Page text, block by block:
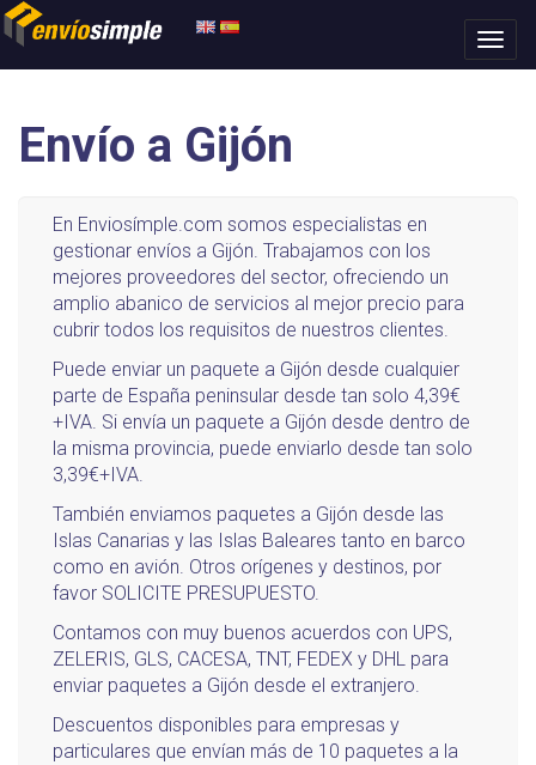
Envío a Gijón
En Enviosímple.com somos especialistas en
gestionar envíos a Gijón. Trabajamos con los
mejores proveedores del sector, ofreciendo un
amplio abanico de servicios al mejor precio para
cubrir todos los requisitos de nuestros clientes.
Puede enviar un paquete a Gijón desde cualquier
parte de España peninsular desde tan solo 4,39€
+IVA. Si envía un paquete a Gijón desde dentro de
la misma provincia, puede enviarlo desde tan solo
3,39€+IVA.
También enviamos paquetes a Gijón desde las
Islas Canarias y las Islas Baleares tanto en barco
como en avión. Otros orígenes y destinos, por
favor SOLICITE PRESUPUESTO.
Contamos con muy buenos acuerdos con UPS,
ZELERIS, GLS, CACESA, TNT, FEDEX y DHL para
enviar paquetes a Gijón desde el extranjero.
Descuentos disponibles para empresas y
particulares que envían más de 10 paquetes a la